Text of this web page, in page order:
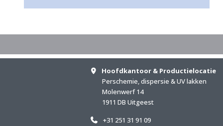
Hoofdkantoor & Productielocatie
Perschemie, dispersie & UV lakken
Molenwerf 14
1911 DB Uitgeest
+31 251 31 91 09